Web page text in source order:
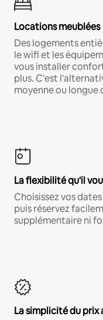
Locations meublées
Des logements
le wifi et les
vous installer
plus. C'est
moyenne ou longue
La flexibilité qu'il
Choisissez vos
puis réservez
supplémentaire ni
La simplicité du prix